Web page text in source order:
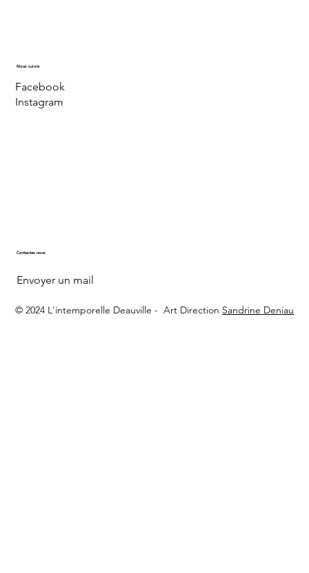
Nous suivre
Facebook
Instagram
Contactez nous
Envoyer un mail
© 2024 L'intemporelle Deauville - Art Direction Sandrine Deniau